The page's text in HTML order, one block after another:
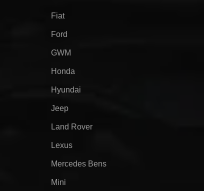
Fiat
Ford
GWM
Honda
Hyundai
Jeep
Land Rover
Lexus
Mercedes Bens
Mini